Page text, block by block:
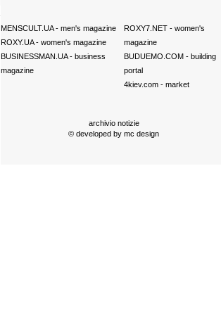
MENSCULT.UA- men's magazine
ROXY.UA- women's magazine
BUSINESSMAN.UA- business
magazine
ROXY7.NET- women's
magazine
BUDUEMO.COM- building
portal
4kiev.com- market
archivio notizie
© developed by mc design